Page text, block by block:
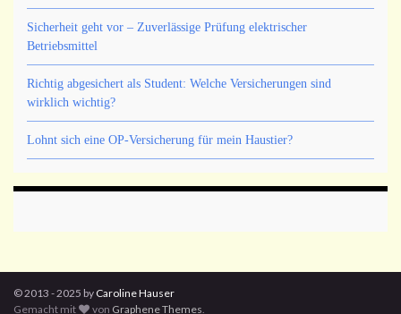
Sicherheit geht vor – Zuverlässige Prüfung elektrischer
Betriebsmittel
Richtig abgesichert als Student: Welche Versicherungen sind
wirklich wichtig?
Lohnt sich eine OP-Versicherung für mein Haustier?
© 2013 - 2025 by Caroline Hauser
Gemacht mit
von Graphene Themes.